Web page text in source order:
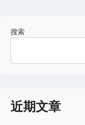
搜索
近期文章